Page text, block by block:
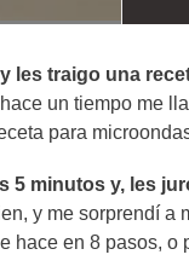
les traigo una
un tiempo me
para
5 minutos y, les
y me sorprendí
hace en 8 pasos, o